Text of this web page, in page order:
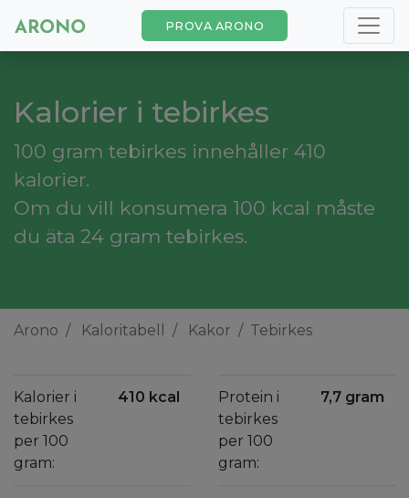
PROVA ARONO
Kalorier i tebirkes
100 gram tebirkes innehåller 410
kalorier.
Om du vill konsumera 100 kcal måste
du äta 24 gram tebirkes.
Arono Kaloritabell Kakor Tebirkes
Kalorier i
tebirkes
per 100
gram:
410 kcal
Protein i
tebirkes
per 100
gram:
7,7 gram